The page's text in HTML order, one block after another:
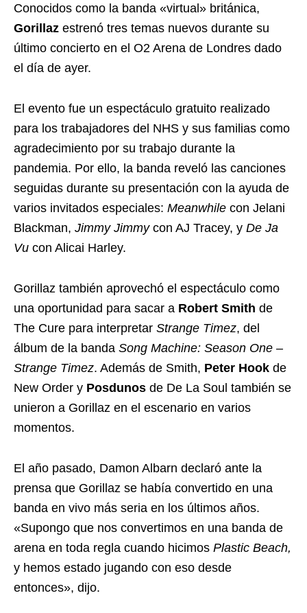
Conocidos como la banda «virtual» británica,
Gorillaz estrenó tres temas nuevos durante su
último concierto en el O2 Arena de Londres dado
el día de ayer.
El evento fue un espectáculo gratuito realizado
para los trabajadores del NHS y sus familias como
agradecimiento por su trabajo durante la
pandemia. Por ello, la banda reveló las canciones
seguidas durante su presentación con la ayuda de
varios invitados especiales: Meanwhile con Jelani
Blackman, Jimmy Jimmycon AJ Tracey, y De Ja
Vu con Alicai Harley.
Gorillaz también aprovechó el espectáculo como
una oportunidad para sacar a Robert Smith de
The Cure para interpretar Strange Timez, del
álbum de la banda Song Machine: Season One –
Strange Timez. Además de Smith, Peter Hook de
New Order y Posdunos de De La Soul también se
unieron a Gorillaz en el escenario en varios
momentos.
El año pasado, Damon Albarn declaró ante la
prensa que Gorillaz se había convertido en una
banda en vivo más seria en los últimos años.
«Supongo que nos convertimos en una banda de
arena en toda regla cuando hicimos Plastic Beach,
y hemos estado jugando con eso desde
entonces», dijo.